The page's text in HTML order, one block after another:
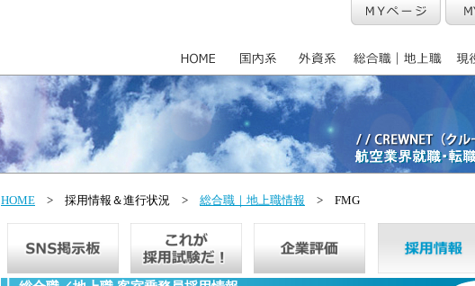
HOME > 採用情報＆進行状況 > 総合職｜地上職情報 > FMG